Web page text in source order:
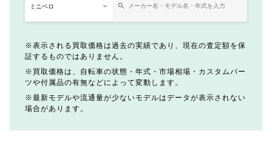
表示される買取価格は過去の実績であり、現在の査定額を保
証するものではありません。
買取価格は、自転車の状態・年式・市場相場・カスタムパー
ツや付属品の有無などによって変動します。
最新モデルや流通量が少ないモデルはデータが表示されない
場合があります。